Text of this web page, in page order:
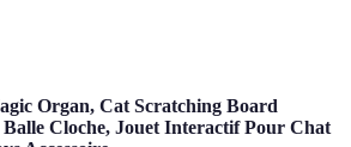
Organ, Cat Scratching Board
Cloche, Jouet Interactif Pour Chat